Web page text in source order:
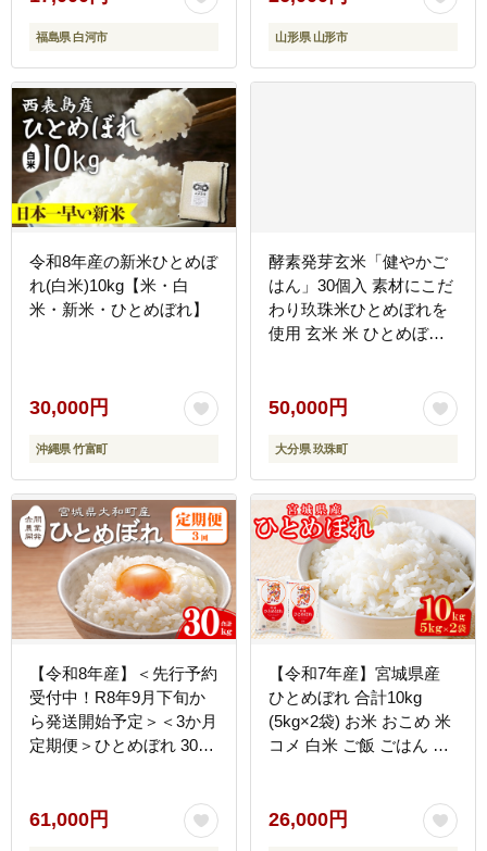
福島県 白河市 山形県 山形市
令和8年産の新米ひとめぼ
れ(白米)10kg【米・白
米・新米・ひとめぼれ】
30,000円
沖縄県 竹富町
酵素発芽玄米「健やかご
はん」30個入 素材にこだ
わり玖珠米ひとめぼれを
使用 玄米 米 ひとめぼれ
常温 大分県 大分 玖珠町
50,000円
大分県 玖珠町
【令和8年産】＜先行予約
受付中！R8年9月下旬か
ら発送開始予定＞＜3か月
定期便＞ひとめぼれ 30kg
弁当 宮城産 頒布会【赤間
農業開発株式会社】ta382
61,000円
【令和7年産】宮城県産
ひとめぼれ 合計10kg
(5kg×2袋) お米 おこめ 米
コメ 白米 ご飯 ごはん お
26,000円